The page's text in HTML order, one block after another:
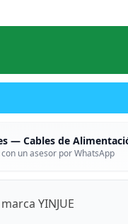
— Cables de
un asesor por WhatsApp
YINJUE